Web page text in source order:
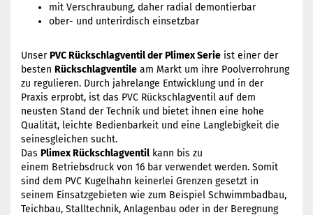
mit Verschraubung, daher radial demontierbar
ober- und unterirdisch einsetzbar
UnserPVC Rückschlagventil der Plimex Serie ist einer der
besten Rückschlagventile am Markt um ihre Poolverrohrung
zu regulieren. Durch jahrelange Entwicklung und in der
Praxis erprobt, ist das PVC Rückschlagventil auf dem
neusten Stand der Technik und bietet ihnen eine hohe
Qualität, leichte Bedienbarkeit und eine Langlebigkeit die
seinesgleichen sucht.
Das Plimex Rückschlagventil kann bis zu
einem Betriebsdruck von 16 bar verwendet werden. Somit
sind dem PVC Kugelhahn keinerlei Grenzen gesetzt in
seinem Einsatzgebieten wie zum Beispiel Schwimmbadbau,
Teichbau, Stalltechnik, Anlagenbau oder in der Beregnung